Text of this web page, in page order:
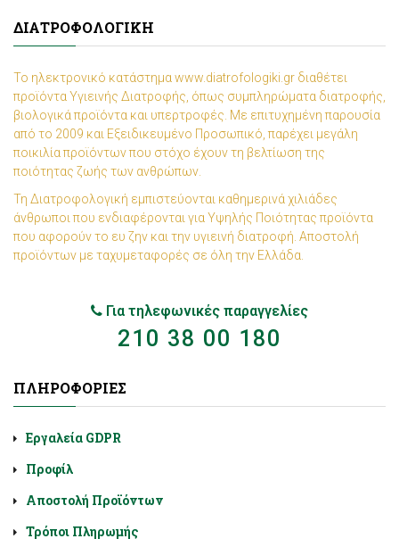
ΔΙΑΤΡΟΦΟΛΟΓΙΚΉ
Το ηλεκτρονικό κατάστημα www.diatrofologiki.gr διαθέτει
προϊόντα Υγιεινής Διατροφής, όπως συμπληρώματα διατροφής,
βιολογικά προϊόντα και υπερτροφές. Με επιτυχημένη παρουσία
από το 2009 και Εξειδικευμένο Προσωπικό, παρέχει μεγάλη
ποικιλία προϊόντων που στόχο έχουν τη βελτίωση της
ποιότητας ζωής των ανθρώπων.
Τη Διατροφολογική εμπιστεύονται καθημερινά χιλιάδες
άνθρωποι που ενδιαφέρονται για Υψηλής Ποιότητας προϊόντα
που αφορούν το ευ ζην και την υγιεινή διατροφή. Αποστολή
προϊόντων με ταχυμεταφορές σε όλη την Ελλάδα.
Για τηλεφωνικές παραγγελίες
210 38 00 180
ΠΛΗΡΟΦΟΡΊΕΣ
Εργαλεία GDPR
Προφίλ
Αποστολή Προϊόντων
Τρόποι Πληρωμής